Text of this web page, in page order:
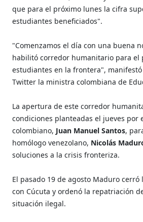
que para el próximo lunes la cifra
estudiantes beneficiados".
"Comenzamos el día con una buena
habilitó corredor humanitario para el
estudiantes en la frontera",
Twitter la ministra colombiana de
La apertura de este corredor
condiciones planteadas el jueves por
colombiano, Juan Manuel Santos,
homólogo venezolano, Nicolás
soluciones a la crisis fronteriza.
El pasado 19 de agosto Maduro
con Cúcuta y ordenó la repatriación
situación ilegal.